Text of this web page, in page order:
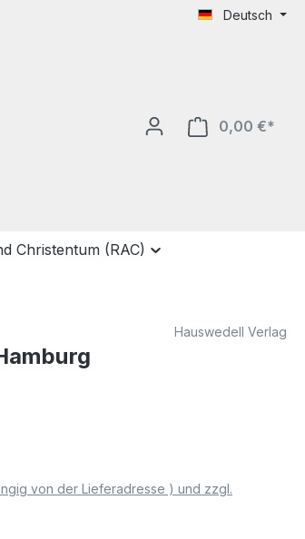
Deutsch
0,00 €*
Christentum (RAC)
Hauswedell Verlag
von der Lieferadresse ) und zzgl.